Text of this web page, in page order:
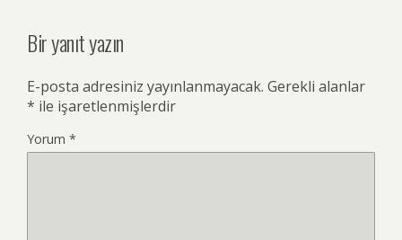
Bir yanıt yazın
E-posta adresiniz yayınlanmayacak. Gerekli alanlar
* ile işaretlenmişlerdir
Yorum *